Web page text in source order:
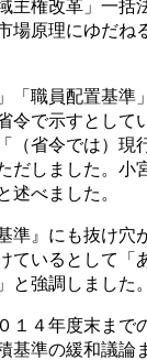
主権改革」一括
場原理にゆだね
職員配置基準
令で示すとして
（省令では）現
だしました。小
述べました。
』にも抜け穴
ているとして
と強調しました。
４年度末まで
基準の緩和議論